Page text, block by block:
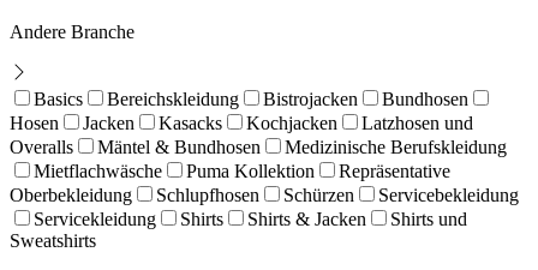
Andere Branche
Basics Bereichskleidung Bistrojacken
Bundhosen
Hosen
Jacken Kasacks Kochjacken
Latzhosen und
Overalls
Mäntel & Bundhosen
Medizinische Berufskleidung
Mietflachwäsche
Puma Kollektion
Repräsentative
Oberbekleidung
Schlupfhosen Schürzen
Servicebekleidung
Servicekleidung
Shirts Shirts & Jacken
Shirts und
Sweatshirts